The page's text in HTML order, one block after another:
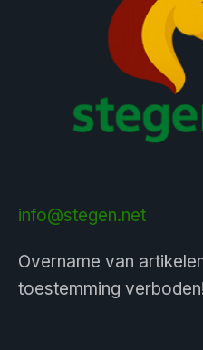
info@stegen.net
Overname van
toestemming